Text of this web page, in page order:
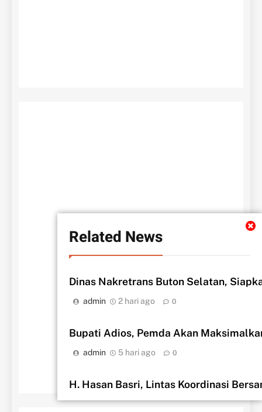
Related News
Dinas Nakretrans Buton Selatan,
admin 2 hari ago 0
Bupati Adios, Pemda Akan
admin 5 hari ago 0
H. Hasan Basri, Lintas Koordinasi
admin 5 hari ago 0